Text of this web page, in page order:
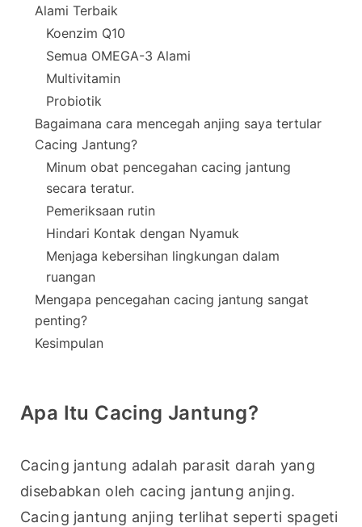
Alami Terbaik
Koenzim Q10
Semua OMEGA-3 Alami
Multivitamin
Probiotik
Bagaimana cara mencegah anjing saya tertular
Cacing Jantung?
Minum obat pencegahan cacing jantung
secara teratur.
Pemeriksaan rutin
Hindari Kontak dengan Nyamuk
Menjaga kebersihan lingkungan dalam
ruangan
Mengapa pencegahan cacing jantung sangat
penting?
Kesimpulan
Apa Itu Cacing Jantung?
Cacing jantung adalah parasit darah yang
disebabkan oleh cacing jantung anjing.
Cacing jantung anjing terlihat seperti spageti